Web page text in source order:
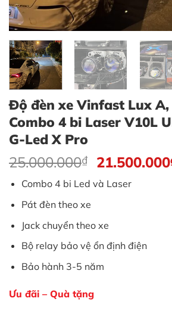
Độ đèn xe Vinfast Lux A,
Combo 4 bi Laser V10L
G-Led X Pro
25.000.000₫
Giá
gốc
là:
21.500.000
Combo 4 bi Led và Laser
Pát đèn theo xe
Jack chuyển theo xe
Bộ relay bảo vệ ổn định điện
Bảo hành 3-5 năm
Ưu đãi – Quà tặng